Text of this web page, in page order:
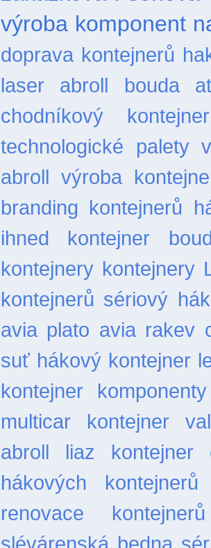
výroba komponent
doprava kontejnerů
laser
abroll bouda
chodníkový
technologické palety
abroll výroba
branding kontejnerů
ihned
kontejner
kontejnery kontejnery
kontejnerů sériový
avia plato avia rakev
suť hákový kontejner
kontejner
multicar
kontejner
abroll
liaz kontejner
hákových kontejnerů
renovace kontejnerů